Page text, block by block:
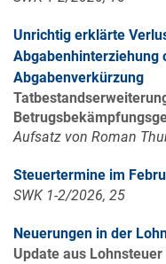
Unrichtig erklärte
Abgabenhinterziehung
Abgabenverkürzung
Aufsatz von Roman
Steuertermine im
SWK 1-2/2026, 25
Neuerungen in der
Update aus